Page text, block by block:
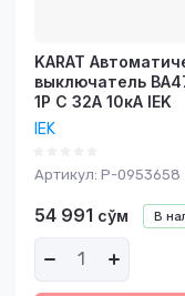
KARAT
выключатель
1P C 32А 10кА IEK
IEK
Артикул: P-0953658
В
54 991 сўм